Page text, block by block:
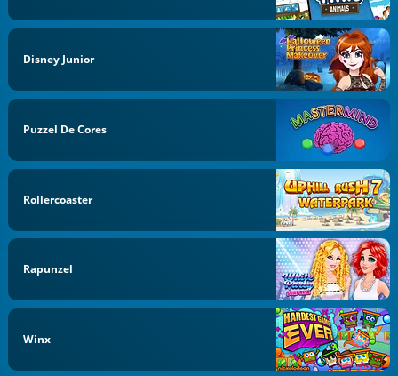
Disney Junior
Puzzel De Cores
Rollercoaster
Rapunzel
Winx